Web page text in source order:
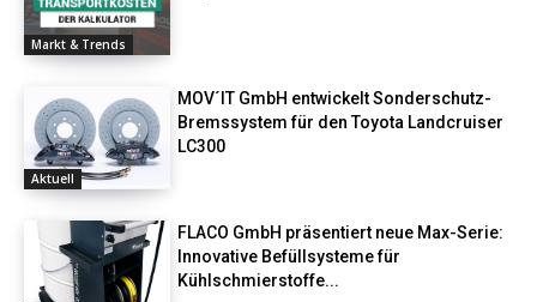
Markt & Trends
Aktuell
MOV´IT GmbH entwickelt Sonderschutz-
Bremssystem für den Toyota Landcruiser
LC300
FLACO GmbH präsentiert neue Max-Serie:
Innovative Befüllsysteme für
Kühlschmierstoffe...